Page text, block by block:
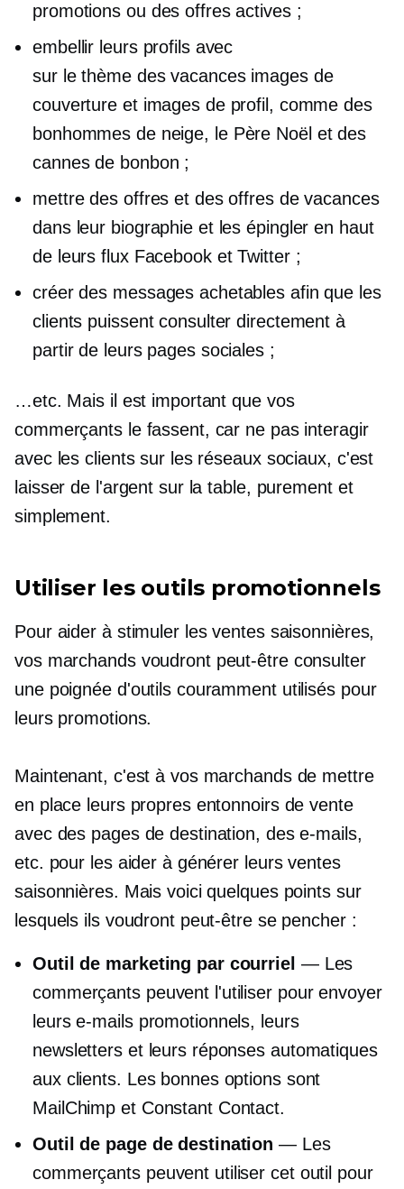
promotions ou des offres actives ;
embellir leurs profils avec
sur le thème des vacancesimages de
couverture et images de profil, comme des
bonhommes de neige, le Père Noël et des
cannes de bonbon ;
mettre des offres et des offres de vacances
dans leur biographie et les épingler en haut
de leurs flux Facebook et Twitter ;
créer des messages achetables afin que les
clients puissent consulter directement à
partir de leurs pages sociales ;
…etc. Mais il est important que vos
commerçants le fassent, car ne pas interagir
avec les clients sur les réseaux sociaux, c'est
laisser de l'argent sur la table, purement et
simplement.
Utiliser les outils promotionnels
Pour aider à stimuler les ventes saisonnières,
vos marchands voudront peut-être consulter
une poignée d'outils couramment utilisés pour
leurs promotions.
Maintenant, c'est à vos marchands de mettre
en place leurs propres entonnoirs de vente
avec des pages de destination, des e-mails,
etc. pour les aider à générer leurs ventes
saisonnières. Mais voici quelques points sur
lesquels ils voudront peut-être se pencher :
Outil de marketing par courriel — Les
commerçants peuvent l'utiliser pour envoyer
leurs e-mails promotionnels, leurs
newsletters et leurs réponses automatiques
aux clients. Les bonnes options sont
MailChimp et Constant Contact.
Outil de page de destination — Les
commerçants peuvent utiliser cet outil pour